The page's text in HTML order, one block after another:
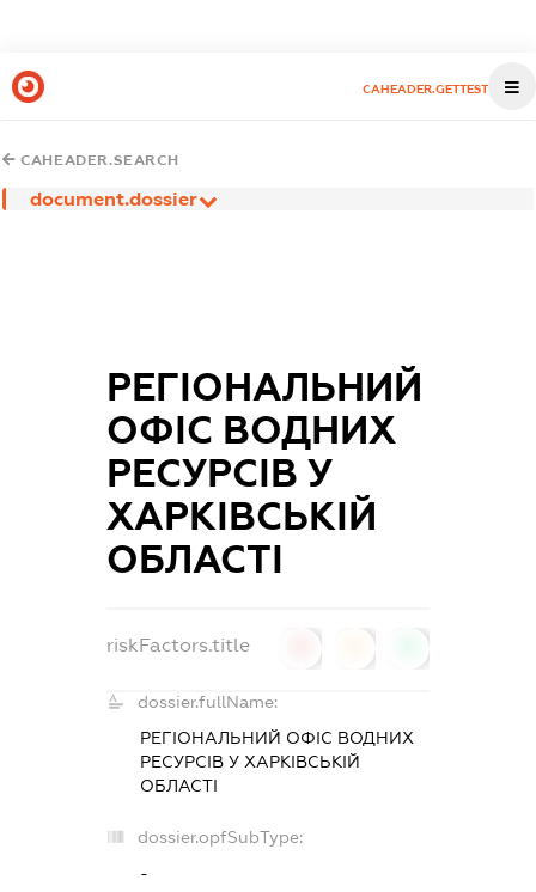
CAHEADER.GETTEST
CAHEADER.SEARCH
document.dossier
РЕГІОНАЛЬНИЙ
ОФІС ВОДНИХ
РЕСУРСІВ У
ХАРКІВСЬКІЙ
ОБЛАСТІ
riskFactors.title
dossier.fullName:
РЕГІОНАЛЬНИЙ ОФІС ВОДНИХ
РЕСУРСІВ У ХАРКІВСЬКІЙ
ОБЛАСТІ
dossier.opfSubType:
-